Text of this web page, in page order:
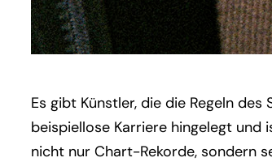
Es gibt Künstler, die die Regeln
beispiellose Karriere hingelegt und
nicht nur Chart-Rekorde, sondern